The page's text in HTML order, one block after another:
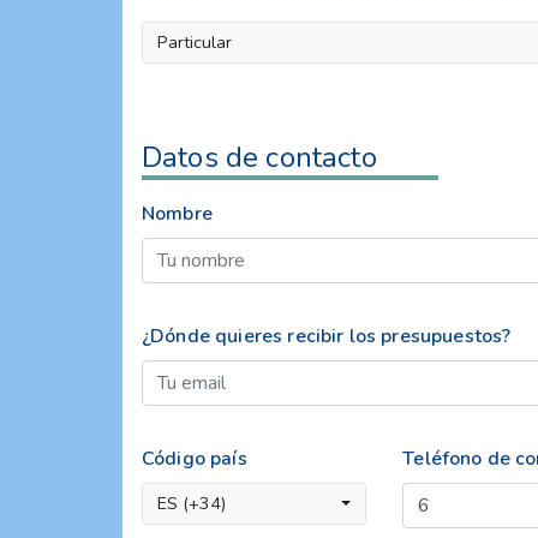
Particular
Datos de contacto
Nombre
¿Dónde quieres recibir los presupuestos?
Código país
ES (+34)
Teléfono de